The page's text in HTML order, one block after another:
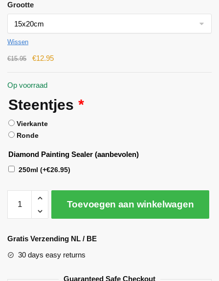
Grootte
Wissen
€15.95 €12.95
Op voorraad
Steentjes *
Vierkante
Ronde
Diamond Painting Sealer (aanbevolen)
250ml (+€26.95)
Toevoegen aan winkelwagen
l
e
Gratis Verzending NL / BE
30 days easy returns
Guaranteed Safe Checkout